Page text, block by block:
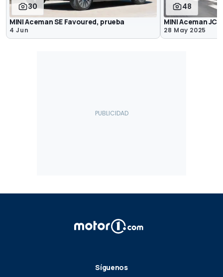
30
MINI Aceman SE Favoured, prueba
4 Jun
48
MINI Aceman
28 May 2025
Síguenos